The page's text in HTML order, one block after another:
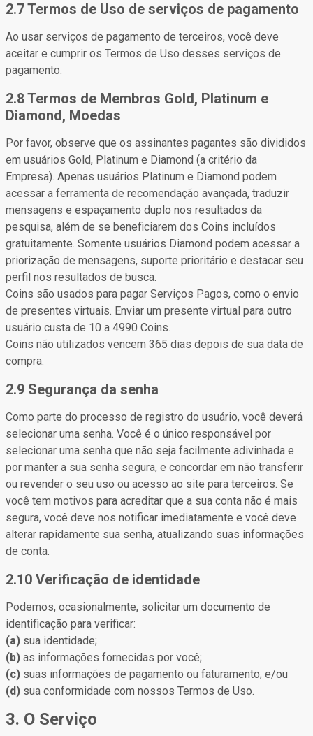
2.7 Termos de Uso de serviços de pagamento
Ao usar serviços de pagamento de terceiros, você deve
aceitar e cumprir os Termos de Uso desses serviços de
pagamento.
2.8 Termos de Membros Gold, Platinum e
Diamond, Moedas
Por favor, observe que os assinantes pagantes são divididos
em usuários Gold, Platinum e Diamond (a critério da
Empresa). Apenas usuários Platinum e Diamond podem
acessar a ferramenta de recomendação avançada, traduzir
mensagens e espaçamento duplo nos resultados da
pesquisa, além de se beneficiarem dos Coins incluídos
gratuitamente. Somente usuários Diamond podem acessar a
priorização de mensagens, suporte prioritário e destacar seu
perfil nos resultados de busca.
Coins são usados para pagar Serviços Pagos, como o envio
de presentes virtuais. Enviar um presente virtual para outro
usuário custa de 10 a 4990 Coins.
Coins não utilizados vencem 365 dias depois de sua data de
compra.
2.9 Segurança da senha
Como parte do processo de registro do usuário, você deverá
selecionar uma senha. Você é o único responsável por
selecionar uma senha que não seja facilmente adivinhada e
por manter a sua senha segura, e concordar em não transferir
ou revender o seu uso ou acesso ao site para terceiros. Se
você tem motivos para acreditar que a sua conta não é mais
segura, você deve nos notificar imediatamente e você deve
alterar rapidamente sua senha, atualizando suas informações
de conta.
2.10 Verificação de identidade
Podemos, ocasionalmente, solicitar um documento de
identificação para verificar:
(a) sua identidade;
(b) as informações fornecidas por você;
(c) suas informações de pagamento ou faturamento; e/ou
(d) sua conformidade com nossos Termos de Uso.
3. O Serviço